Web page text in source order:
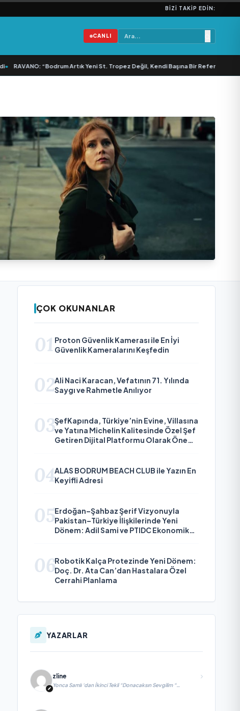
BIZI TAKIP EDIN:
CANLI
RAVANO: “Bodrum Artık Yeni St. Tropez Değil, Kendi Başına Bir Referans”
ÇOK OKUNANLAR
01 Proton Güvenlik Kamerası ile En İyi
Güvenlik Kameralarını Keşfedin
02Ali Naci Karacan, Vefatının 71. Yılında
Saygı ve Rahmetle Anılıyor
03ŞefKapında, Türkiye’nin Evine, Villasına
ve Yatına Michelin Kalitesinde Özel Şef
Getiren Dijital Platformu Olarak Öne
04ALAS BODRUM BEACH CLUB ile Yazın En
Keyifli Adresi
05Erdoğan–Şahbaz Şerif Vizyonuyla
Pakistan–Türkiye İlişkilerinde Yeni
Dönem: Adil Sami ve PTIDC Ekonomik
06Robotik Kalça Protezinde Yeni Dönem:
Doç. Dr. Ata Can’dan Hastalara Özel
Cerrahi Planlama
YAZARLAR
zline
Yonca Samlı ‘dan İkinci Tekli “Donacaksın Sevgilim “
yayımlandı